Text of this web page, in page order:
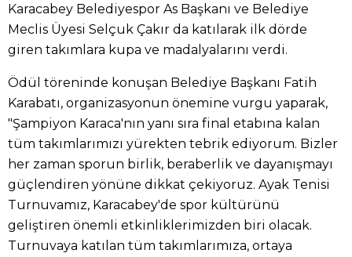
Karacabey Belediyespor As Başkanı ve Belediye
Meclis Üyesi Selçuk Çakır da katılarak ilk dörde
giren takımlara kupa ve madalyalarını verdi.
Ödül töreninde konuşan Belediye Başkanı Fatih
Karabatı, organizasyonun önemine vurgu yaparak,
"Şampiyon Karaca'nın yanı sıra final etabına kalan
tüm takımlarımızı yürekten tebrik ediyorum. Bizler
her zaman sporun birlik, beraberlik ve dayanışmayı
güçlendiren yönüne dikkat çekiyoruz. Ayak Tenisi
Turnuvamız, Karacabey'de spor kültürünü
geliştiren önemli etkinliklerimizden biri olacak.
Turnuvaya katılan tüm takımlarımıza, ortaya